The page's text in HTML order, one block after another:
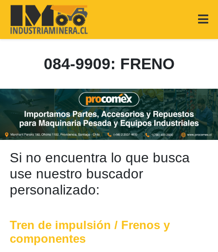
084-9909: FRENO
Si no encuentra lo que busca
use nuestro buscador
personalizado:
Tren de impulsión / Frenos y
componentes